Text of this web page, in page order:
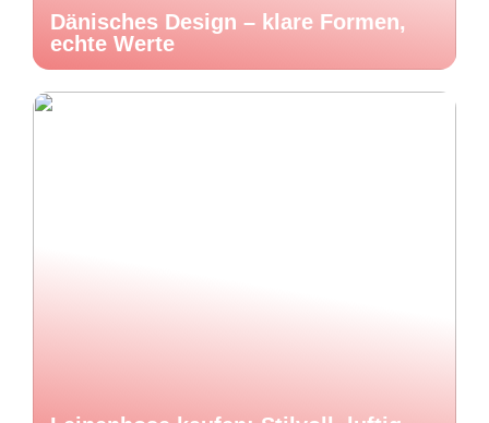
Dänisches Design – klare Formen,
echte Werte